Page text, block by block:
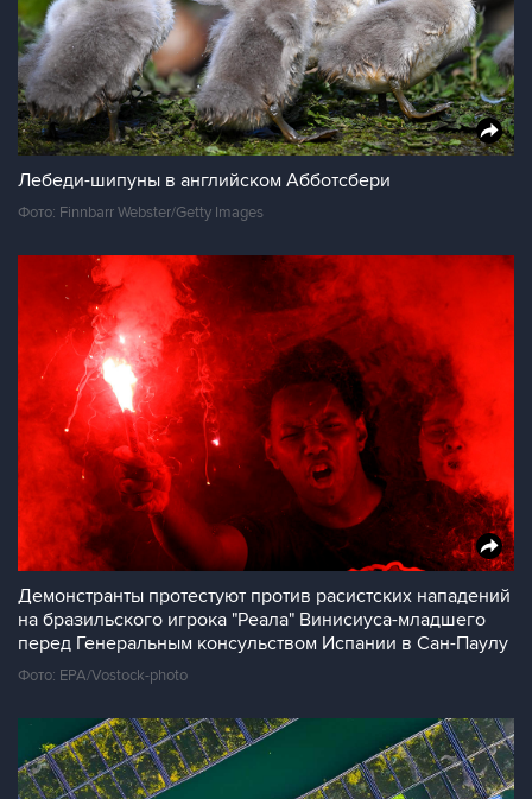
Лебеди-шипуны в английском Абботсбери
Фото: Finnbarr Webster/Getty Images
Демонстранты протестуют против расистских нападений
на бразильского игрока "Реала" Винисиуса-младшего
перед Генеральным консульством Испании в Сан-Паулу
Фото: EPA/Vostock-photo